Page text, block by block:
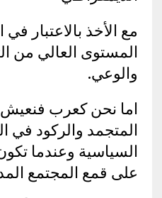
مع الأخذ بالاعتبار في
المستوى العالي من
والوعي.
اما نحن كعرب فنعيش
المتجمد والركود في
السياسية وعندما
على قمع المجتمع